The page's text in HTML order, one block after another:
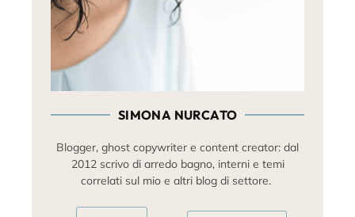
SIMONA NURCATO
Blogger, ghost copywriter e content creator: dal
2012 scrivo di arredo bagno, interni e temi
correlati sul mio e altri blog di settore.